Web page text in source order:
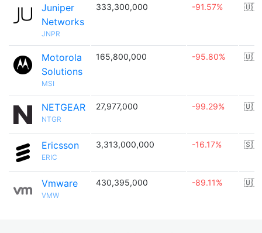
Juniper
Networks
JNPR
333,300,000 -91.57% 🇺🇸
Motorola
Solutions
MSI
165,800,000 -95.80% 🇺🇸
NETGEAR
NTGR
27,977,000 -99.29% 🇺🇸
Ericsson
ERIC
3,313,000,000 -16.17% 🇸🇪
Vmware
VMW
430,395,000 -89.11% 🇺🇸